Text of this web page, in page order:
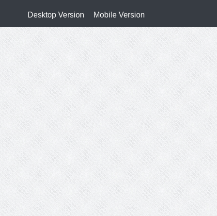
Desktop Version Mobile Version